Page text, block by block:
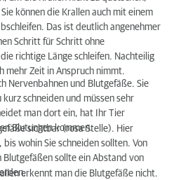
können die Krallen auch mit einem
Das ist deutlich angenehmer
Schritt für Schritt ohne
richtige Länge schleifen. Nachteilig
mehr Zeit in Anspruch nimmt.
Nervenbahnen und Blutgefäße. Sie
schneiden und müssen sehr
man dort ein, hat Ihr Tier
Blutungen kommen.
sichtbar (rosa Stelle). Hier
bis wohin Sie schneiden sollten. Von
sollte ein Abstand von
erkennt man die Blutgefäße nicht.